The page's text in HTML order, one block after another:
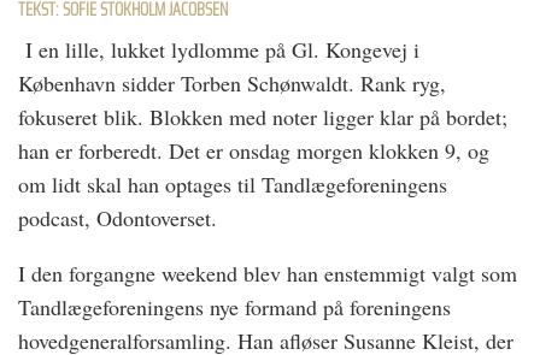
TEKST: SOFIE STOKHOLM JACOBSEN
I en lille, lukket lydlomme på Gl. Kongevej i
København sidder Torben Schønwaldt. Rank ryg,
fokuseret blik. Blokken med noter ligger klar på bordet;
han er forberedt. Det er onsdag morgen klokken 9, og
om lidt skal han optages til Tandlægeforeningens
podcast, Odontoverset.
I den forgangne weekend blev han enstemmigt valgt som
Tandlægeforeningens nye formand på foreningens
hovedgeneralforsamling. Han afløser Susanne Kleist, der